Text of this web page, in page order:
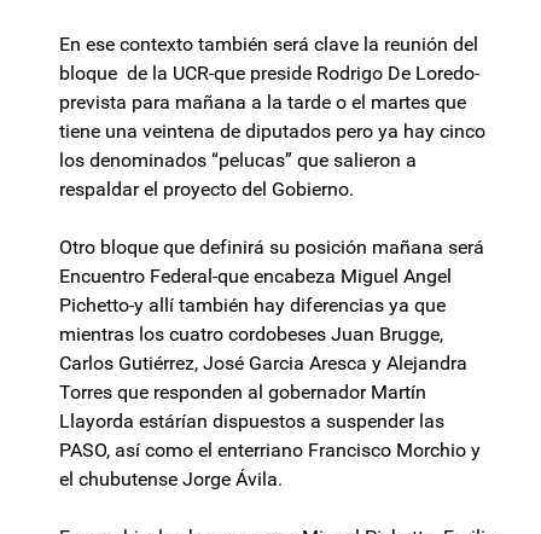
En ese contexto también será clave la reunión del
bloque de la UCR-que preside Rodrigo De Loredo-
prevista para mañana a la tarde o el martes que
tiene una veintena de diputados pero ya hay cinco
los denominados “pelucas” que salieron a
respaldar el proyecto del Gobierno.
Otro bloque que definirá su posición mañana será
Encuentro Federal-que encabeza Miguel Angel
Pichetto-y allí también hay diferencias ya que
mientras los cuatro cordobeses Juan Brugge,
Carlos Gutiérrez, José Garcia Aresca y Alejandra
Torres que responden al gobernador Martín
Llayorda estárían dispuestos a suspender las
PASO, así como el enterriano Francisco Morchio y
el chubutense Jorge Ávila.